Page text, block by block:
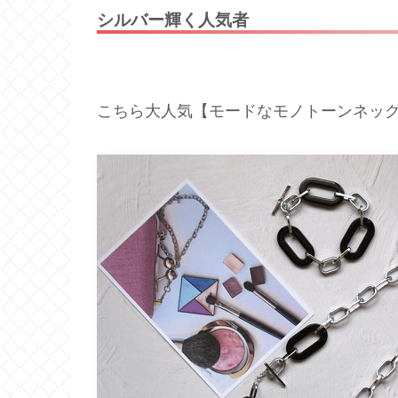
シルバー輝く人気者
こちら大人気【モードなモノトーンネッ